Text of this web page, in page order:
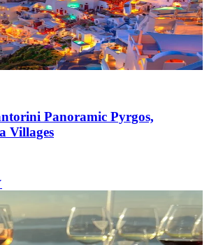
Panoramic Pyrgos,
Villages